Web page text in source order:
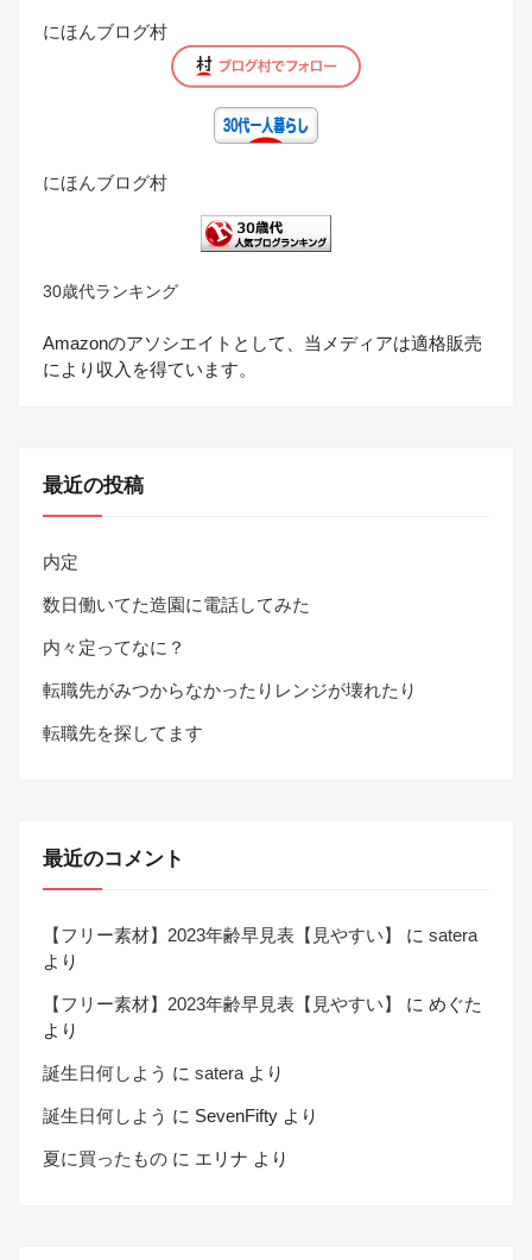
にほんブログ村
にほんブログ村
30歳代ランキング
Amazonのアソシエイトとして、当メディアは適格販売
により収入を得ています。
最近の投稿
内定
数日働いてた造園に電話してみた
内々定ってなに？
転職先がみつからなかったりレンジが壊れたり
転職先を探してます
最近のコメント
【フリー素材】2023年齢早見表【見やすい】 に satera
より
【フリー素材】2023年齢早見表【見やすい】 に めぐた
より
誕生日何しよう に sateraより
誕生日何しよう に SevenFifty より
夏に買ったもの に エリナ より